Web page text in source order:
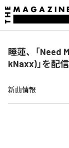
睡蓮、「Need
kNaxx)」を配
新曲情報